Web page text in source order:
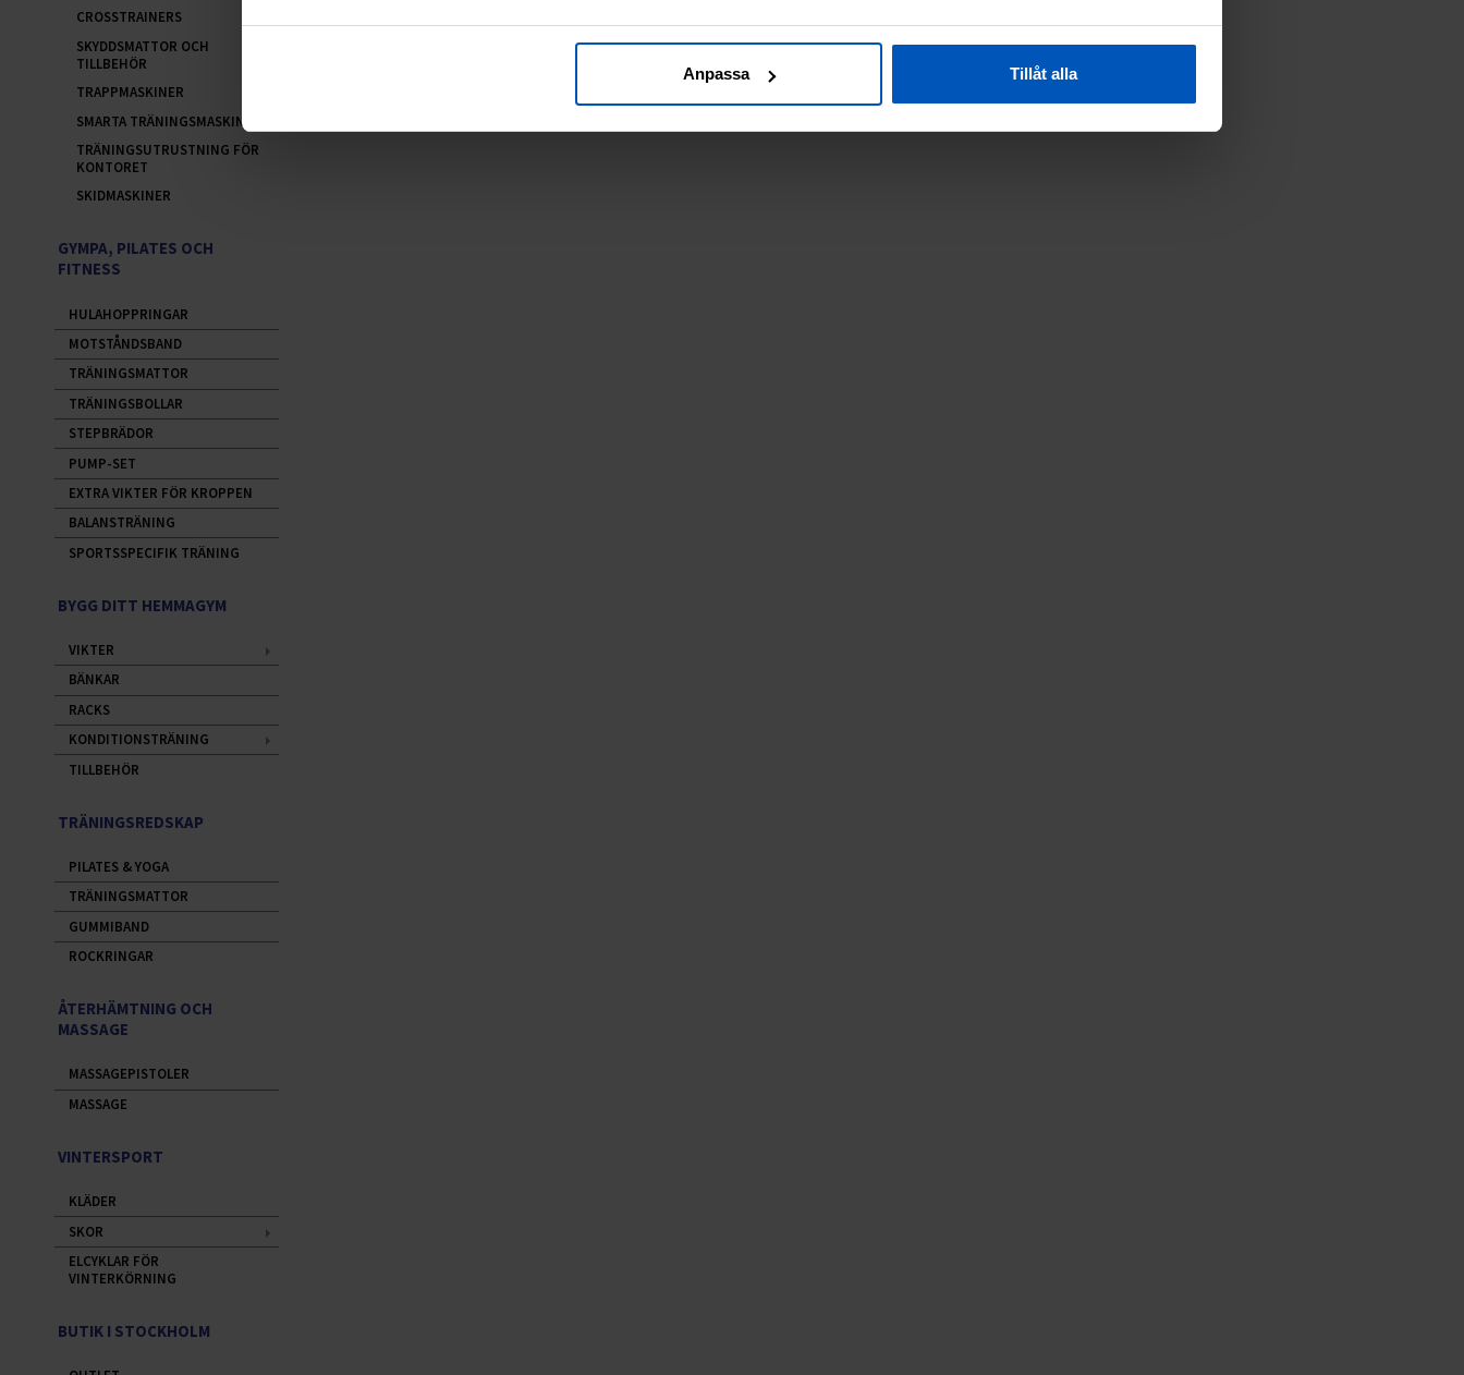
Anpassa Tillåt alla
CROSSTRAINERS
SKYDDSMATTOR OCH
TILLBEHÖR
TRAPPMASKINER
SMARTA TRÄNINGSMASKINER
TRÄNINGSUTRUSTNING FÖR
KONTORET
SKIDMASKINER
GYMPA, PILATES OCH
FITNESS
HULAHOPPRINGAR
MOTSTÅNDSBAND
TRÄNINGSMATTOR
TRÄNINGSBOLLAR
STEPBRÄDOR
PUMP-SET
EXTRA VIKTER FÖR KROPPEN
BALANSTRÄNING
SPORTSSPECIFIK TRÄNING
BYGG DITT HEMMAGYM
VIKTER
BÄNKAR
RACKS
KONDITIONSTRÄNING
TILLBEHÖR
TRÄNINGSREDSKAP
PILATES & YOGA
TRÄNINGSMATTOR
GUMMIBAND
ROCKRINGAR
ÅTERHÄMTNING OCH
MASSAGE
MASSAGEPISTOLER
MASSAGE
VINTERSPORT
KLÄDER
SKOR
ELCYKLAR FÖR
VINTERKÖRNING
BUTIK I STOCKHOLM